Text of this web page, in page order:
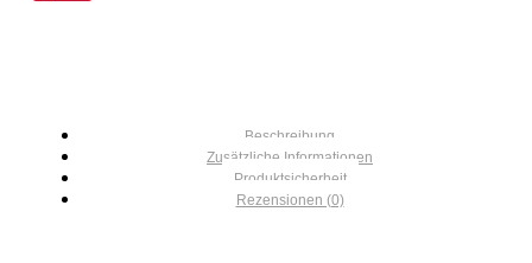
Beschreibung
Zusätzliche Informationen
Produktsicherheit
Rezensionen (0)